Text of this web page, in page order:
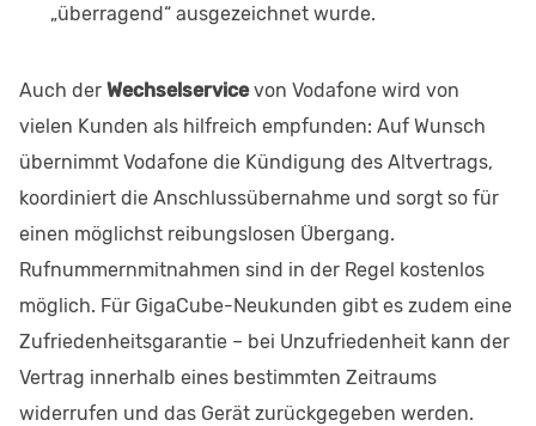
„überragend“ ausgezeichnet wurde.
Auch der Wechselservicevon Vodafone wird von
vielen Kunden als hilfreich empfunden: Auf Wunsch
übernimmt Vodafone die Kündigung des Altvertrags,
koordiniert die Anschlussübernahme und sorgt so für
einen möglichst reibungslosen Übergang.
Rufnummernmitnahmen sind in der Regel kostenlos
möglich. Für GigaCube-Neukunden gibt es zudem eine
Zufriedenheitsgarantie – bei Unzufriedenheit kann der
Vertrag innerhalb eines bestimmten Zeitraums
widerrufen und das Gerät zurückgegeben werden.